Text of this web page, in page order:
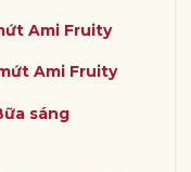
Ami Fruity
Ami Fruity
sáng